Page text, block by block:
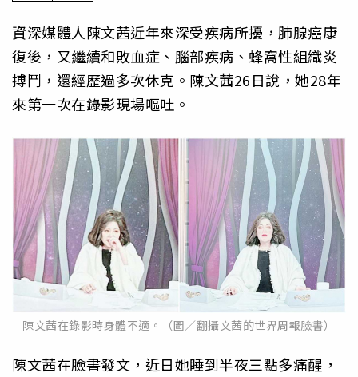
資深媒體人陳文茜近年來深受疾病所擾，肺腺癌康
復後，又繼續和敗血症、腦部疾病、蜂窩性組織炎
搏鬥，還經歷過多次休克。陳文茜26日說，她28年
來第一次在錄影現場嘔吐。
陳文茜在錄影時身體不適。（圖／翻攝文茜的世界周報臉書）
陳文茜在臉書發文，近日她睡到半夜三點多痛醒，